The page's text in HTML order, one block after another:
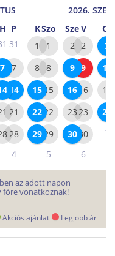
P Szo
V
31 1
2
7 8
9
14 15
16
21 22
23
28 29
30
4 5 6
2026.
H
K Sze
Cs
1 2
3
7
8 9
10
15 16
17
22 23
24
29 30 1
az adott napon
főre vonatkoznak!
Akciós ajánlat Legjobb ár